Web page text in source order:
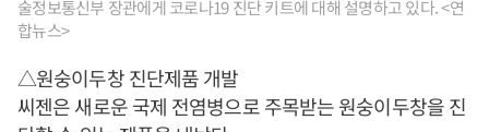
술정보통신부 장관에게 코로나19 진단 키트에 대해 설명하고 있다. <연
합뉴스>
△원숭이두창 진단제품 개발
씨젠은 새로운 국제 전염병으로 주목받는 원숭이두창을 진